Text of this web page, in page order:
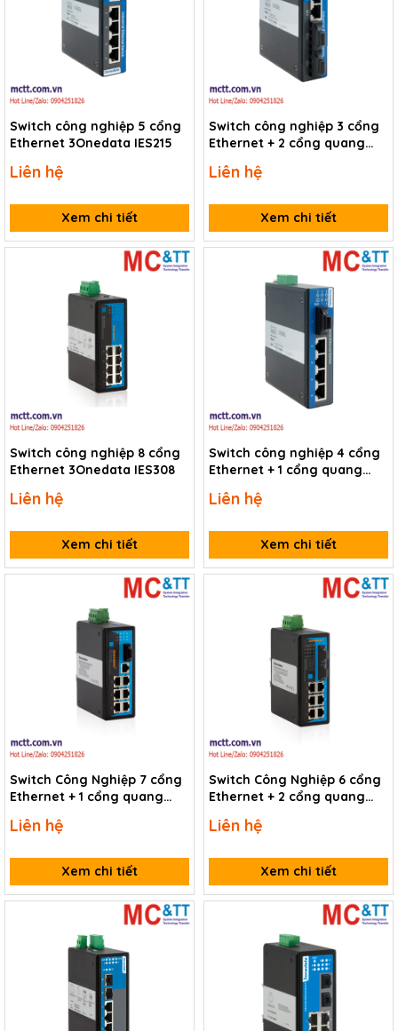
Switch công nghiệp 5 cổng
Ethernet 3Onedata IES215
Liên hệ
Xem chi tiết
Switch công nghiệp 3 cổng
Ethernet + 2 cổng quang
Liên hệ
Xem chi tiết
Switch công nghiệp 8 cổng
Ethernet 3Onedata IES308
Liên hệ
Xem chi tiết
Switch công nghiệp 4 cổng
Ethernet + 1 cổng quang
Liên hệ
Xem chi tiết
Switch Công Nghiệp 7 cổng
Ethernet + 1 cổng quang
Liên hệ
Xem chi tiết
Switch Công Nghiệp 6 cổng
Ethernet + 2 cổng quang
Liên hệ
Xem chi tiết